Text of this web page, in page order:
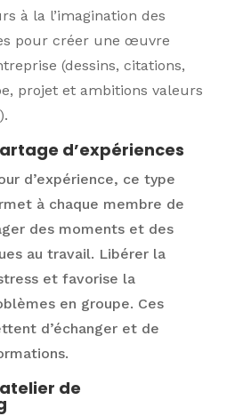
à la l’imagination des
pour créer une œuvre
(dessins, citations,
projet et ambitions valeurs
d’expériences
d’expérience, ce type
à chaque membre de
des moments et des
au travail. Libérer la
et favorise la
en groupe. Ces
d’échanger et de
de